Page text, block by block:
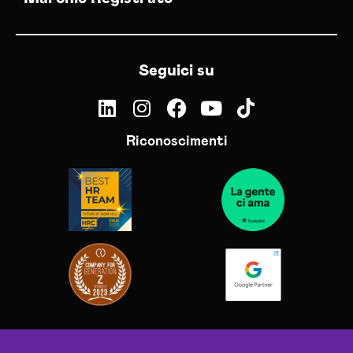
Seguici su
Riconoscimenti